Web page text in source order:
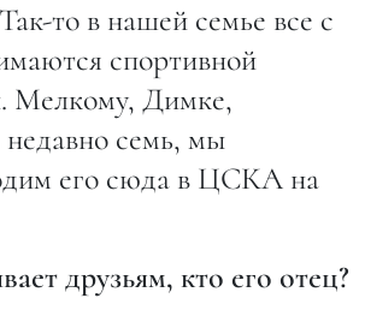
то в нашей семье все с
спортивной
Мелкому, Димке,
недавно семь, мы
его сюда в ЦСКА на
друзьям, кто его отец?